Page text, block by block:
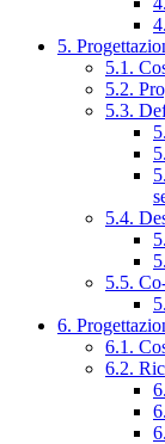
5.
5.1.
5.2.
5.3.
5.4.
5.5.
6.
6.1.
6.2.